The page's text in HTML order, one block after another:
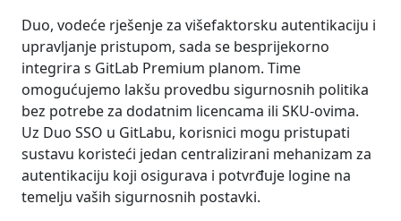
Duo, vodeće rješenje za višefaktorsku autentikaciju i
upravljanje pristupom, sada se besprijekorno
integrira s GitLab Premium planom. Time
omogućujemo lakšu provedbu sigurnosnih politika
bez potrebe za dodatnim licencama ili SKU-ovima.
Uz Duo SSO u GitLabu, korisnici mogu pristupati
sustavu koristeći jedan centralizirani mehanizam za
autentikaciju koji osigurava i potvrđuje logine na
temelju vaših sigurnosnih postavki.